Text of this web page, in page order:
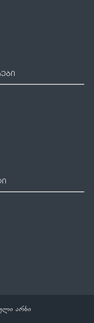
არხი